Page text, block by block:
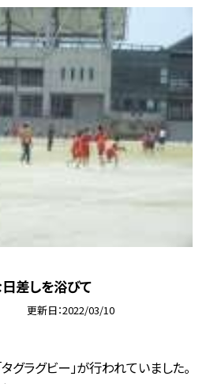
差しを浴びて
更新日 2022/03/10
グラグビー」が行われていました。